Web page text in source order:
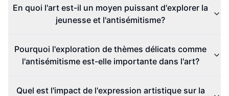
En quoi l'art est-il un moyen puissant d'explorer la
jeunesse et l'antisémitisme?
Pourquoi l'exploration de thèmes délicats comme
l'antisémitisme est-elle importante dans l'art?
Quel est l'impact de l'expression artistique sur la